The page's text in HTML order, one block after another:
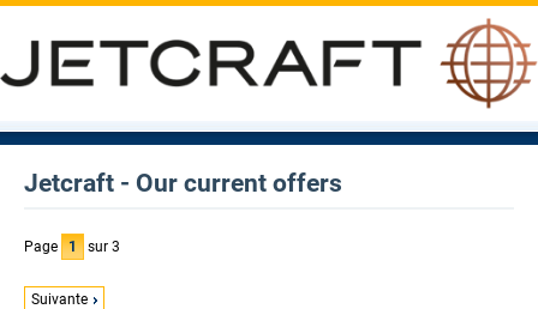
Jetcraft - Our current offers
Page 1 sur 3
Suivante